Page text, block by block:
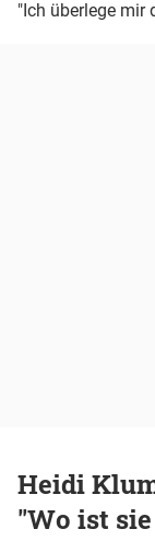
"Ich überlege mir
Heidi
"Wo ist